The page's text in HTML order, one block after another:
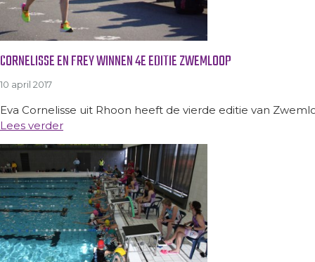
CORNELISSE EN FREY WINNEN 4E EDITIE ZWEMLOOP
10 april 2017
Eva Cornelisse uit Rhoon heeft de vierde editie van
Lees verder